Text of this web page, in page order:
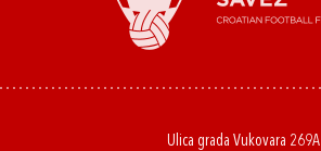
Ulica grada Vukovara 269A